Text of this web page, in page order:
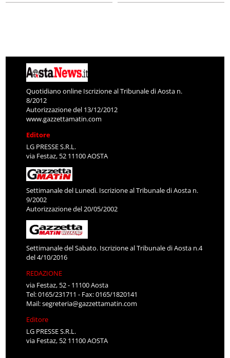
Quotidiano online Iscrizione al Tribunale di Aosta n.
8/2012
Autorizzazione del 13/12/2012
www.gazzettamatin.com
Editore
LG PRESSE S.R.L.
via Festaz, 52 11100 AOSTA
Settimanale del Lunedì. Iscrizione al Tribunale di Aosta n.
9/2002
Autorizzazione del 20/05/2002
Settimanale del Sabato. Iscrizione al Tribunale di Aosta n.4
del 4/10/2016
REDAZIONE
via Festaz, 52 - 11100 Aosta
Tel: 0165/231711 - Fax: 0165/1820141
Mail:segreteria@gazzettamatin.com
Editore
LG PRESSE S.R.L.
via Festaz, 52 11100 AOSTA